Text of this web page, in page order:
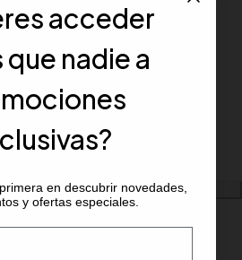
XGL
Añadir al carrito
tooltip" data-title="Añadir para
acceder
nadie a
en descubrir novedades,
y ofertas especiales.